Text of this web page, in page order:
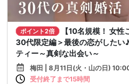
ポイント2倍
【10名規模！ 女性
30代限定編＞最後の恋がしたい
ティー～真剣な出会い～
梅田 | 8月11日(火・山の日)
受付終了まで15時間